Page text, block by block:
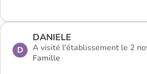
D
DANIELE
A visité l'établissement le 2
Famille